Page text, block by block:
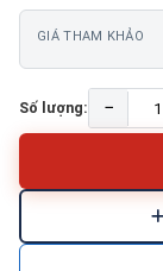
GIÁ THAM KHẢO
Số lượng: −